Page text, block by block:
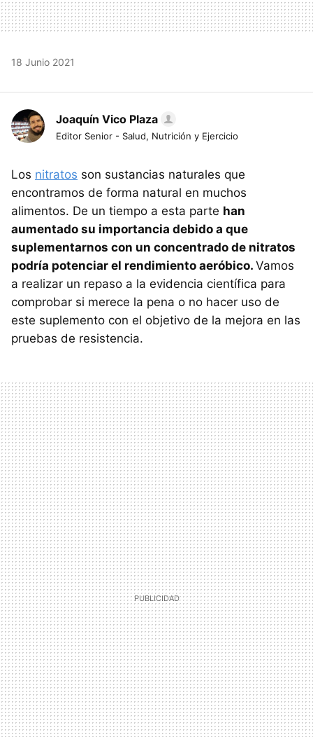
18 Junio 2021
Joaquín Vico Plaza
Editor Senior - Salud, Nutrición y Ejercicio
Los nitratos son sustancias naturales que
encontramos de forma natural en muchos
alimentos. De un tiempo a esta parte han
aumentado su importancia debido a que
suplementarnos con un concentrado de nitratos
podría potenciar el rendimiento aeróbico. Vamos
a realizar un repaso a la evidencia científica para
comprobar si merece la pena o no hacer uso de
este suplemento con el objetivo de la mejora en las
pruebas de resistencia.